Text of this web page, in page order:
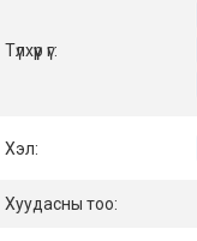
Түлхүүр үг:
Хэл:
Хуудасны тоо: